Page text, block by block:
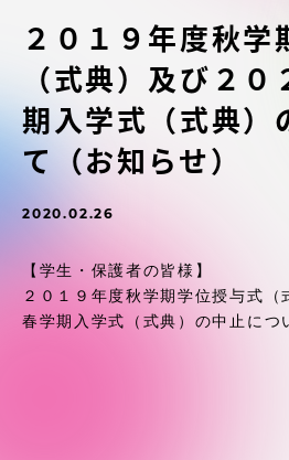
２０１９年度秋学
（式典）及び２
期入学式（式典）
て（お知らせ）
2020.02.26
【学生・保護者の皆様】
２０１９年度秋学期学位授与式（
春学期入学式（式典）の中止につ
大学の概要
教育・研究
受験・入学案内
グローバルネットワーク